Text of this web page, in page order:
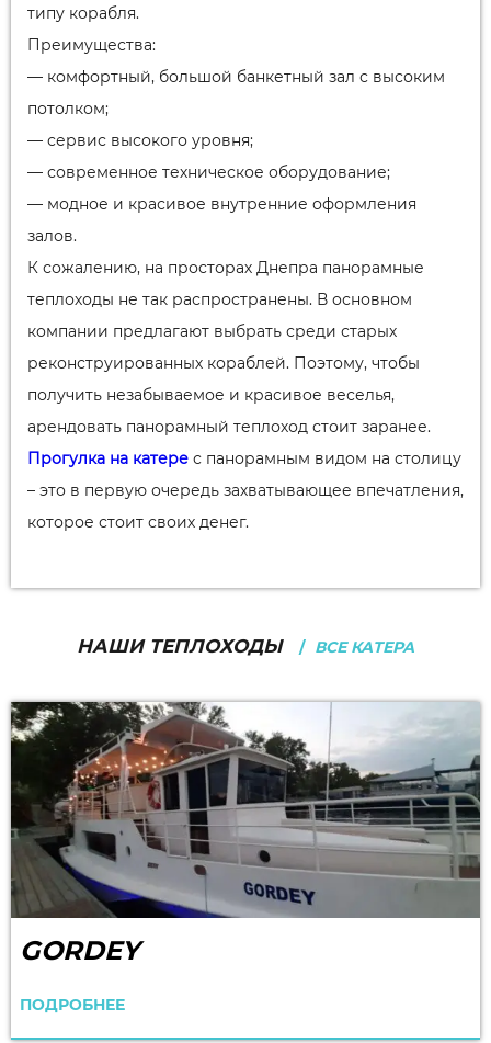
типу корабля.
Преимущества:
— комфортный, большой банкетный зал с высоким
потолком;
— сервис высокого уровня;
— современное техническое оборудование;
— модное и красивое внутренние оформления
залов.
К сожалению, на просторах Днепра панорамные
теплоходы не так распространены. В основном
компании предлагают выбрать среди старых
реконструированных кораблей. Поэтому, чтобы
получить незабываемое и красивое веселья,
арендовать панорамный теплоход стоит заранее.
Прогулка на катере с панорамным видом на столицу
– это в первую очередь захватывающее впечатления,
которое стоит своих денег.
НАШИ ТЕПЛОХОДЫ ВСЕ КАТЕРА
GORDEY
ПОДРОБНЕЕ